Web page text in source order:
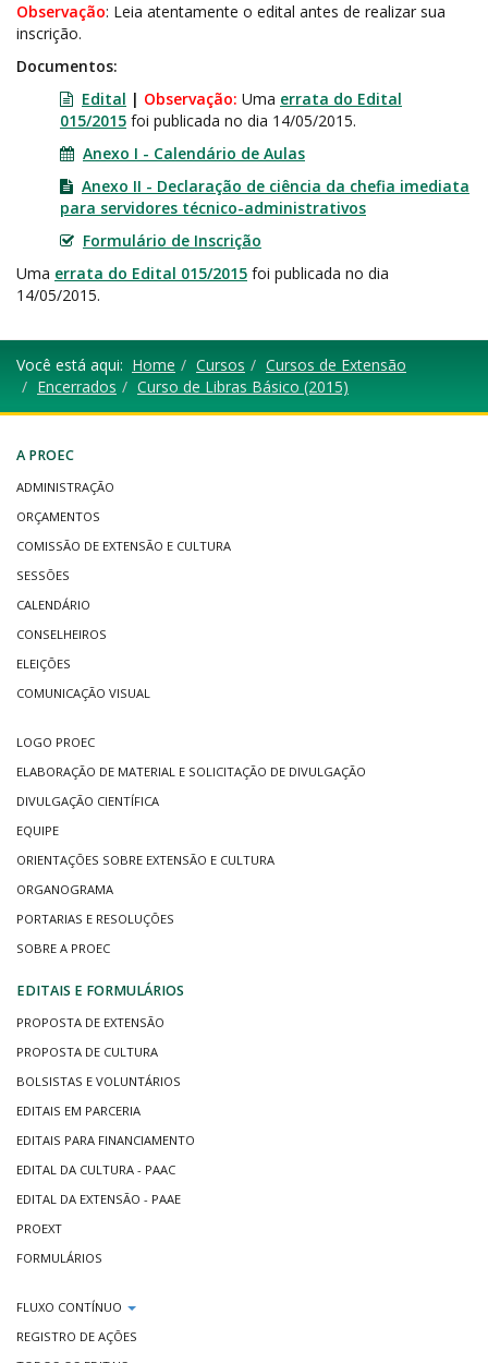
Observação: Leia atentamente o edital antes de realizar sua
inscrição.
Documentos:
Edital | Observação: Uma errata do Edital
015/2015 foi publicada no dia 14/05/2015.
Anexo I - Calendário de Aulas
Anexo II - Declaração de ciência da chefia imediata
para servidores técnico-administrativos
Formulário de Inscrição
Uma errata do Edital 015/2015 foi publicada no dia
14/05/2015.
Você está aqui: Home Cursos
Cursos de Extensão
Encerrados
Curso de Libras Básico (2015)
A PROEC
ADMINISTRAÇÃO
ORÇAMENTOS
COMISSÃO DE EXTENSÃO E CULTURA
SESSÕES
CALENDÁRIO
CONSELHEIROS
ELEIÇÕES
COMUNICAÇÃO VISUAL
LOGO PROEC
ELABORAÇÃO DE MATERIAL E SOLICITAÇÃO DE DIVULGAÇÃO
DIVULGAÇÃO CIENTÍFICA
EQUIPE
ORIENTAÇÕES SOBRE EXTENSÃO E CULTURA
ORGANOGRAMA
PORTARIAS E RESOLUÇÕES
SOBRE A PROEC
EDITAIS E FORMULÁRIOS
PROPOSTA DE EXTENSÃO
PROPOSTA DE CULTURA
BOLSISTAS E VOLUNTÁRIOS
EDITAIS EM PARCERIA
EDITAIS PARA FINANCIAMENTO
EDITAL DA CULTURA - PAAC
EDITAL DA EXTENSÃO - PAAE
PROEXT
FORMULÁRIOS
FLUXO CONTÍNUO
REGISTRO DE AÇÕES